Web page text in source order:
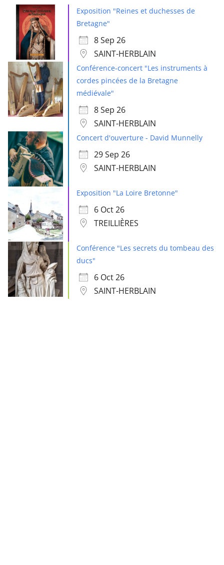
Exposition "Reines et duchesses de
Bretagne"
8 Sep 26
SAINT-HERBLAIN
Conférence-concert "Les instruments à
cordes pincées de la Bretagne
médiévale"
8 Sep 26
SAINT-HERBLAIN
Concert d'ouverture - David Munnelly
29 Sep 26
SAINT-HERBLAIN
Exposition "La Loire Bretonne"
6 Oct 26
TREILLIÈRES
Conférence "Les secrets du tombeau des
ducs"
6 Oct 26
SAINT-HERBLAIN